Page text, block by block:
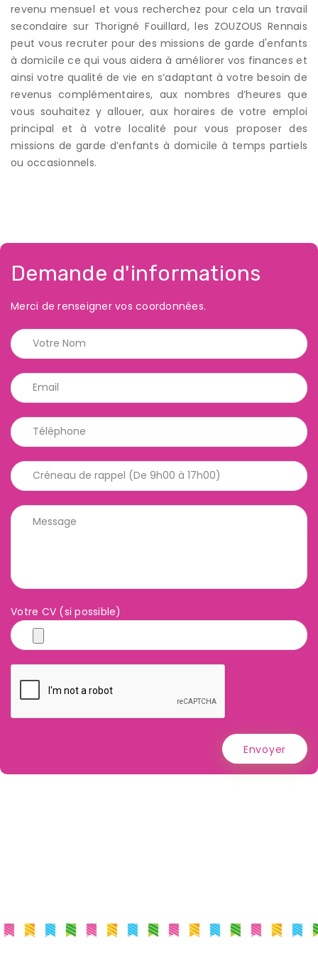
revenu mensuel et vous recherchez pour cela un travail
secondaire sur Thorigné Fouillard, les ZOUZOUS Rennais
peut vous recruter pour des missions de garde d'enfants
à domicile ce qui vous aidera à améliorer vos finances et
ainsi votre qualité de vie en s’adaptant à votre besoin de
revenus complémentaires, aux nombres d’heures que
vous souhaitez y allouer, aux horaires de votre emploi
principal et à votre localité pour vous proposer des
missions de garde d’enfants à domicile à temps partiels
ou occasionnels.
Demande d'informations
Merci de renseigner vos coordonnées.
Votre CV (si possible)
Envoyer